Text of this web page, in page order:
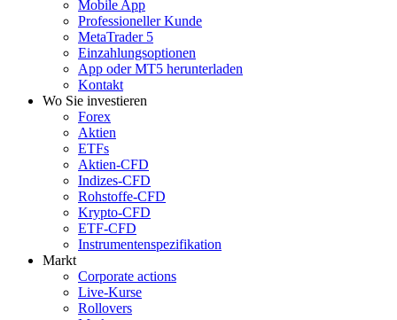
Mobile App
Professioneller Kunde
MetaTrader 5
Einzahlungsoptionen
App oder MT5 herunterladen
Kontakt
Wo Sie investieren
Forex
Aktien
ETFs
Aktien-CFD
Indizes-CFD
Rohstoffe-CFD
Krypto-CFD
ETF-CFD
Instrumentenspezifikation
Markt
Corporate actions
Live-Kurse
Rollovers